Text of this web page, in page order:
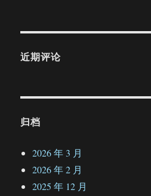
近期评论
归档
2026 年 3 月
2026 年 2 月
2025 年 12 月